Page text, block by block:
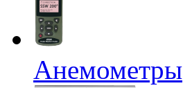
Анемометры